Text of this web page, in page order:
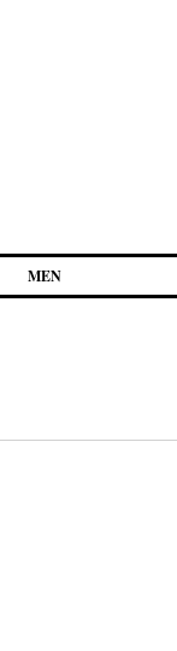
MEN